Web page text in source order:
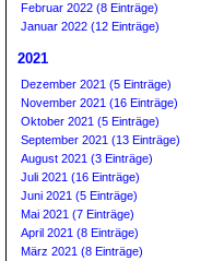
Februar 2022 (8 Einträge)
Januar 2022 (12 Einträge)
2021
Dezember 2021 (5 Einträge)
November 2021 (16 Einträge)
Oktober 2021 (5 Einträge)
September 2021 (13 Einträge)
August 2021 (3 Einträge)
Juli 2021 (16 Einträge)
Juni 2021 (5 Einträge)
Mai 2021 (7 Einträge)
April 2021 (8 Einträge)
März 2021 (8 Einträge)